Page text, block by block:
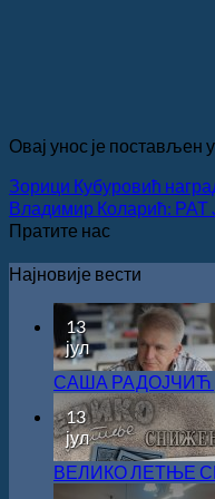
Овај унос је постављен у
Зорици Кубуровић
Владимир Коларић:
Пратите нас
Најновије вести
13
јул
САША РАДОЈЧИЋ
13
јул
ВЕЛИКО ЛЕТЊЕ